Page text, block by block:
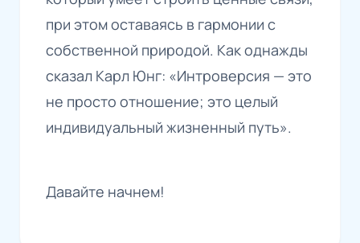
при этом оставаясь в гармонии с
собственной природой. Как однажды
сказал Карл Юнг: «Интроверсия — это
не просто отношение; это целый
индивидуальный жизненный путь».
Давайте начнем!